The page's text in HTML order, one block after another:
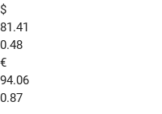
$
81.41
0.48
€
94.06
0.87